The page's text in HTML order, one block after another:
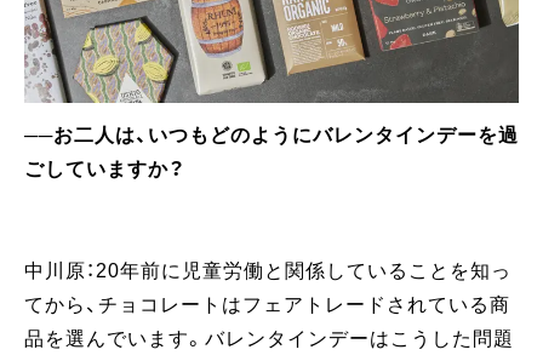
──お二人は、いつもどのようにバレンタインデーを過
ごしていますか？
中川原：20年前に児童労働と関係していることを知っ
てから、チョコレートはフェアトレードされている商
品を選んでいます。バレンタインデーはこうした問題